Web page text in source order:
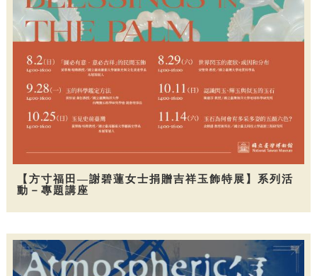
【方寸福田—謝碧蓮女士捐贈吉祥玉飾特展】系列活
動－專題講座